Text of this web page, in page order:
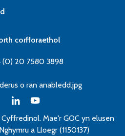
corfforaethol
(0) 20 7580 3898
Mae'r GOC yn elusen
a Lloegr (1150137)